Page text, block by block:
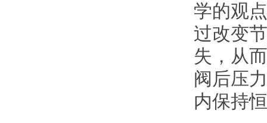
学的观
过改变
失，从
阀后压
内保持